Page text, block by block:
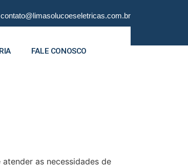
contato@limasolucoeseletricas.com.br
FALE CONOSCO
as necessidades de